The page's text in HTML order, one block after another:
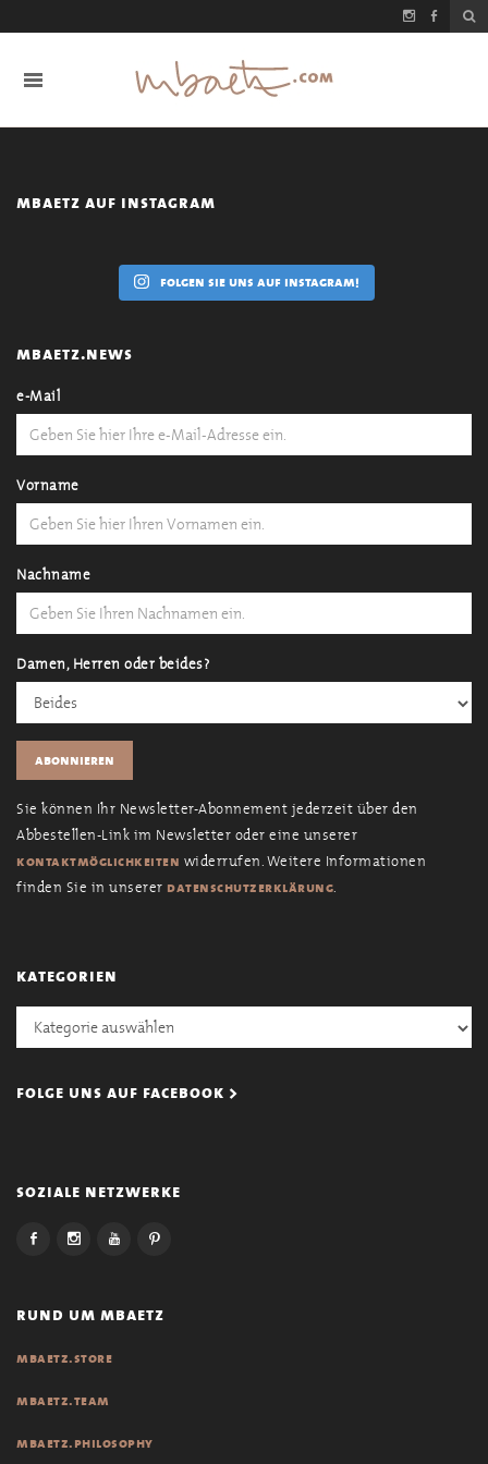
mbaetz auf instagram
folgen sie uns auf instagram!
mbaetz.news
e-Mail
Vorname
Nachname
Damen, Herren oder beides?
Sie können Ihr Newsletter-Abonnement jederzeit über den
Abbestellen-Link im Newsletter oder eine unserer
kontaktmöglichkeiten widerrufen. Weitere Informationen
finden Sie in unserer datenschutzerklärung.
kategorien
Kategorien
folge uns auf facebook >
soziale netzwerke
rund um mbaetz
mbaetz.store
mbaetz.team
mbaetz.philosophy